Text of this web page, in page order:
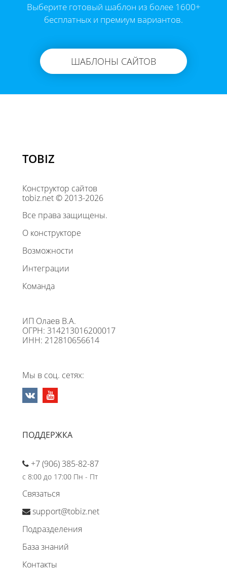
Выберите готовый шаблон из более 1600+
бесплатных и премиум вариантов.
ШАБЛОНЫ САЙТОВ
TOBIZ
Конструктор сайтов
tobiz.net © 2013-2026
Все права защищены.
О конструкторе
Возможности
Интеграции
Команда
ИП Олаев В.А.
ОГРН: 314213016200017
ИНН: 212810656614
Мы в соц. сетях:
ПОДДЕРЖКА
+7 (906) 385-82-87
с 8:00 до 17:00 Пн - Пт
Связаться
support@tobiz.net
Подразделения
База знаний
Контакты